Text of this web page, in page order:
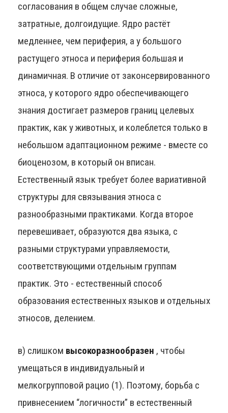
согласования в общем случае сложные,
затратные, долгоидущие. Ядро растёт
медленнее, чем периферия, а у большого
растущего этноса и периферия большая и
динамичная. В отличие от законсервированного
этноса, у которого ядро обеспечивающего
знания достигает размеров границ целевых
практик, как у животных, и колеблется только в
небольшом адаптационном режиме - вместе со
биоценозом, в который он вписан.
Естественный язык требует более вариативной
структуры для связывания этноса с
разнообразными практиками. Когда второе
перевешивает, образуются два языка, с
разными структурами управляемости,
соответствующими отдельным группам
практик. Это - естественный способ
образования естественных языков и отдельных
этносов, делением.
в) слишком высокоразнообразен , чтобы
умещаться в индивидуальный и
мелкогрупповой рацио (1). Поэтому, борьба с
привнесением “логичности” в естественный